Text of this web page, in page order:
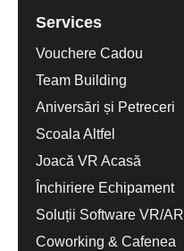
Services
Vouchere Cadou
Team Building
Aniversări și Petreceri
Scoala Altfel
Joacă VR Acasă
Închiriere Echipament
Soluții Software VR/AR
Coworking & Cafenea